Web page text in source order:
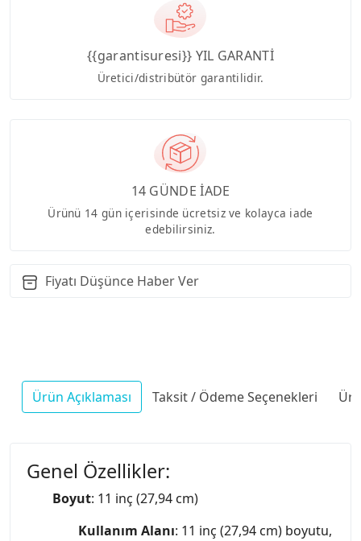
{{garantisuresi}} YIL GARANTİ
Üretici/distribütör garantilidir.
14 GÜNDE İADE
Ürünü 14 gün içerisinde ücretsiz ve kolayca iade
edebilirsiniz.
Fiyatı Düşünce Haber Ver
Ürün Açıklaması Taksit / Ödeme Seçenekleri
Genel Özellikler:
Boyut: 11 inç (27,94 cm)
Kullanım Alanı: 11 inç (27,94 cm) boyutu,